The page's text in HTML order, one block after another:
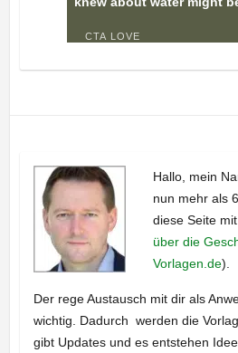
Hallo, mein
nun mehr als
diese Seite
über die
Vorlagen.de).
Der rege Austausch mit dir als
wichtig. Dadurch werden die
gibt Updates und es entstehen